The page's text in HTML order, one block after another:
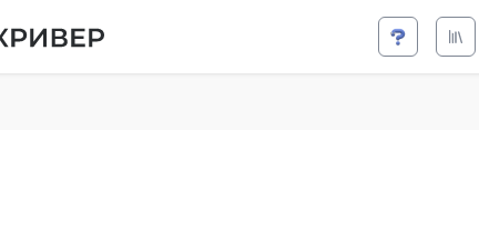
ошибку и постараемся как можно быстрее исправить